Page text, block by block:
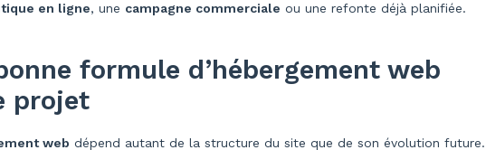
en ligne, une campagne commerciale ou une refonte déjà planifiée.
formule d’hébergement web
projet
web dépend autant de la structure du site que de son évolution future.